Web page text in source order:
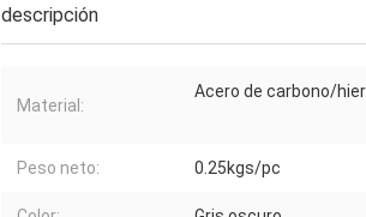
descripción
Material:
Acero de carbono/
Peso neto: 0.25kgs/pc